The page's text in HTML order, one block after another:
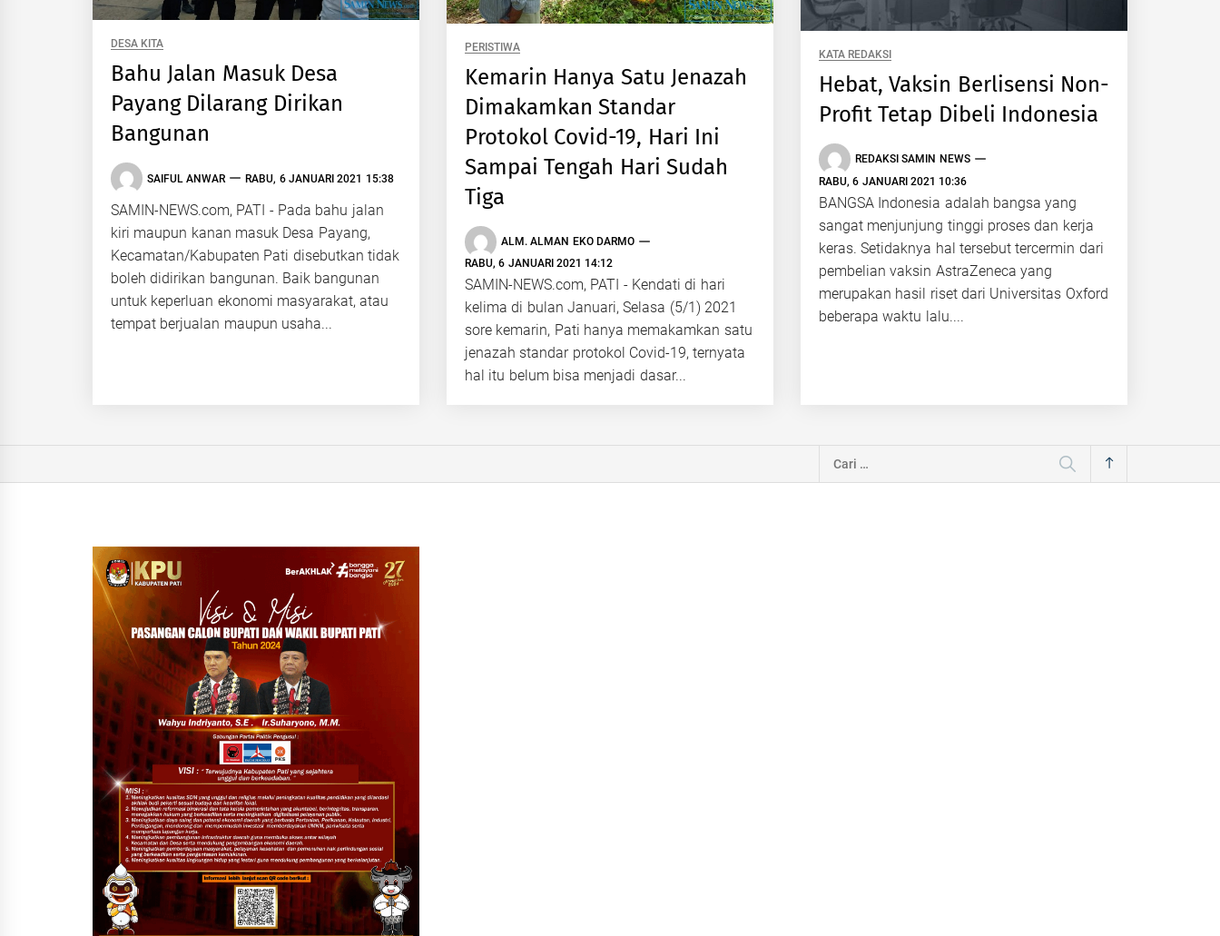
DESA KITA
Bahu Jalan Masuk Desa
Payang Dilarang Dirikan
Bangunan
SAIFUL ANWAR RABU, 6 JANUARI 2021 15:38
SAMIN-NEWS.com, PATI - Pada bahu jalan
kiri maupun kanan masuk Desa Payang,
Kecamatan/Kabupaten Pati disebutkan tidak
boleh didirikan bangunan. Baik bangunan
untuk keperluan ekonomi masyarakat, atau
tempat berjualan maupun usaha...
PERISTIWA
Kemarin Hanya Satu Jenazah
Dimakamkan Standar
Protokol Covid-19, Hari Ini
Sampai Tengah Hari Sudah
Tiga
ALM. ALMAN EKO DARMO
RABU, 6 JANUARI 2021 14:12
SAMIN-NEWS.com, PATI - Kendati di hari
kelima di bulan Januari, Selasa (5/1) 2021
sore kemarin, Pati hanya memakamkan satu
jenazah standar protokol Covid-19, ternyata
hal itu belum bisa menjadi dasar...
KATA REDAKSI
Hebat, Vaksin Berlisensi Non-
Profit Tetap Dibeli Indonesia
REDAKSI SAMIN NEWS
RABU, 6 JANUARI 2021 10:36
BANGSA Indonesia adalah bangsa yang
sangat menjunjung tinggi proses dan kerja
keras. Setidaknya hal tersebut tercermin dari
pembelian vaksin AstraZeneca yang
merupakan hasil riset dari Universitas Oxford
beberapa waktu lalu....
Cari
untuk: